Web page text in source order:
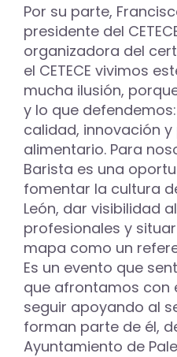
Por su parte,
presidente del
organizadora del
el CETECE vivimos
mucha ilusión,
y lo que
calidad, innovación
alimentario. Para
Barista es una
fomentar la cultura
León, dar visibilidad
profesionales y
mapa como un
Es un evento que
que afrontamos con
seguir apoyando al
forman parte de él,
Ayuntamiento de